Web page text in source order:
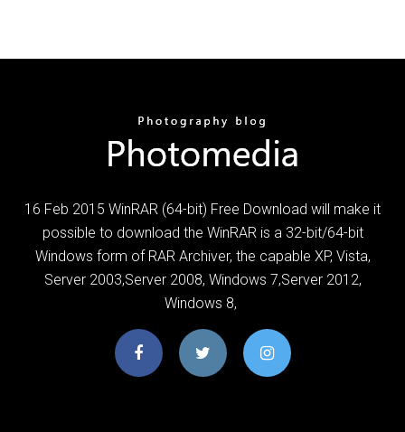
16 Feb 2015 WinRAR (64-bit) Free Download will make it
possible to download the WinRAR is a 32-bit/64-bit
Windows form of RAR Archiver, the capable XP, Vista,
Server 2003,Server 2008, Windows 7,Server 2012,
Windows 8,